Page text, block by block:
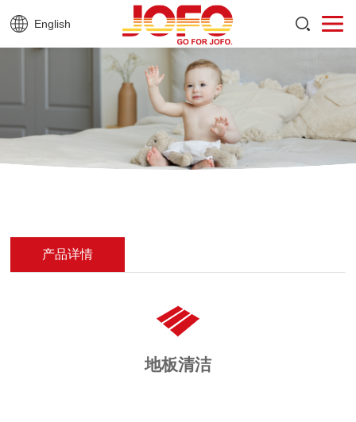
English
产品详情
地板清洁